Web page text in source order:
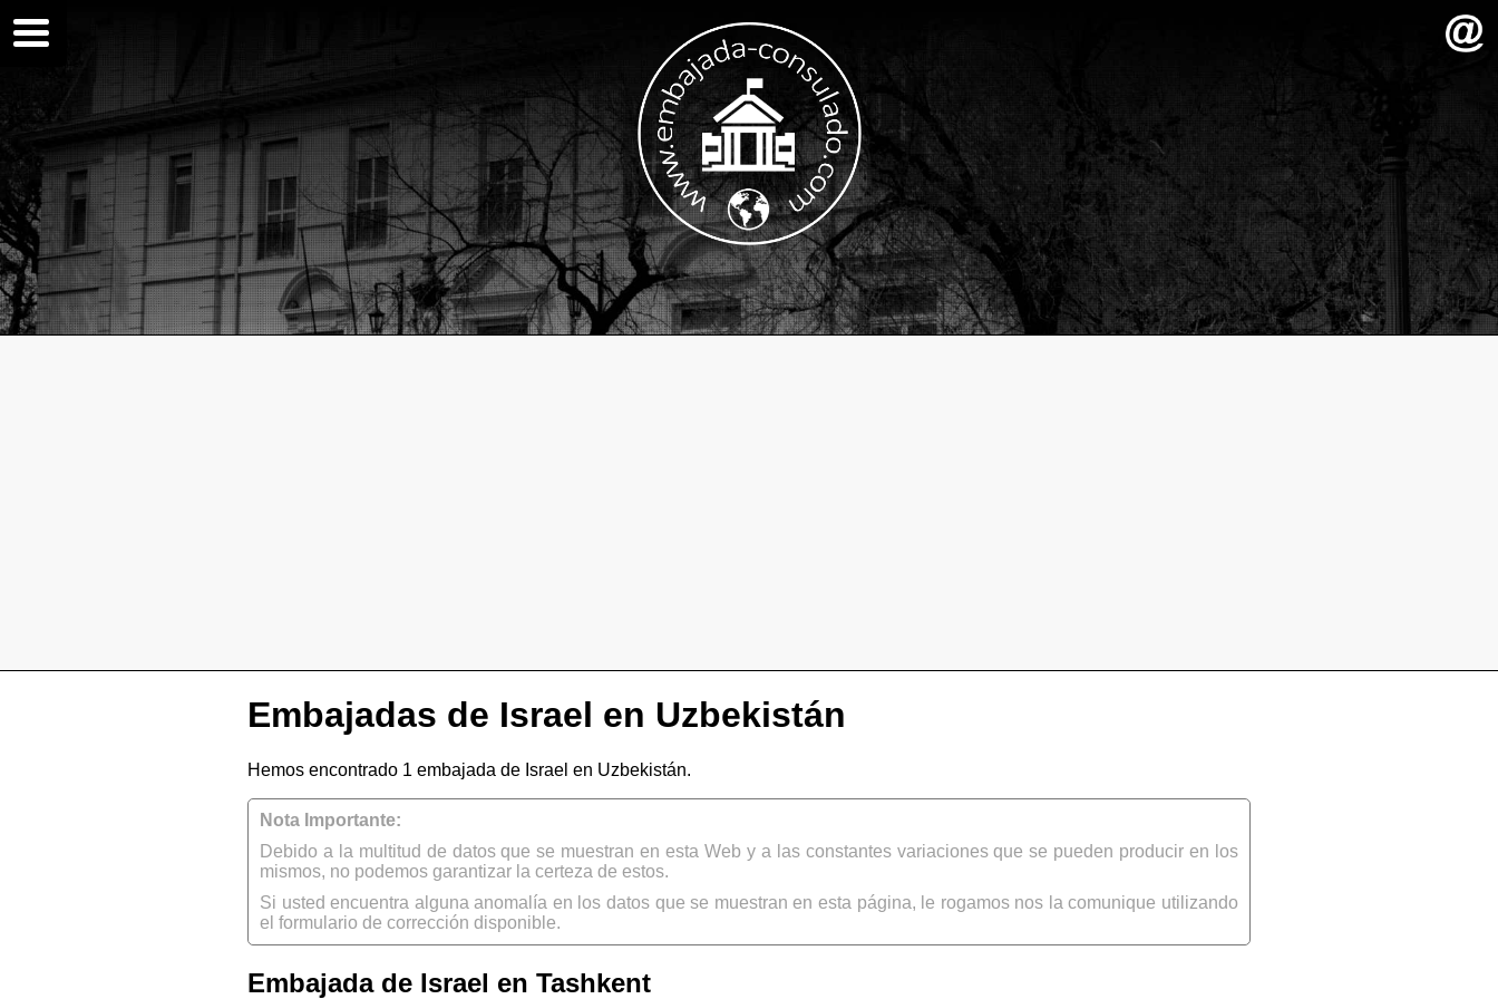
Embajadas de Israel en Uzbekistán
Hemos encontrado 1 embajada de Israel en Uzbekistán.
Nota Importante:
Debido a la multitud de datos que se muestran en esta Web y a las constantes variaciones que se pueden producir en los
mismos, no podemos garantizar la certeza de estos.
Si usted encuentra alguna anomalía en los datos que se muestran en esta página, le rogamos nos la comunique utilizando
el formulario de corrección disponible.
Embajada de Israel en Tashkent